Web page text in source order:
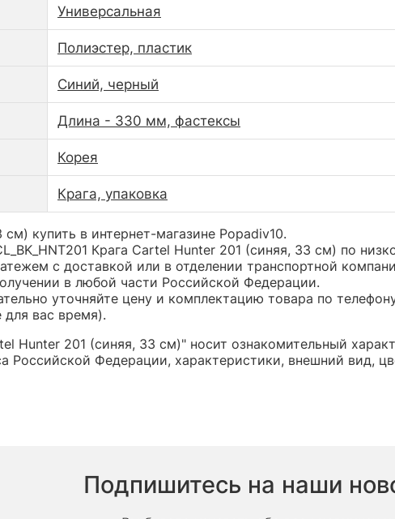
Универсальная
Полиэстер, пластик
Синий, черный
Длина - 330 мм, фастексы
Корея
Крага, упаковка
купить в интернет-магазине Popadiv10.
Крага Cartel Hunter 201 (синяя, 33 см) по
с доставкой или в отделении транспортной
в любой части Российской Федерации.
уточняйте цену и комплектацию товара по
для вас время).
Hunter 201 (синяя, 33 см)" носит ознакомительный
Российской Федерации, характеристики, внешний вид,
Подпишитесь на наши